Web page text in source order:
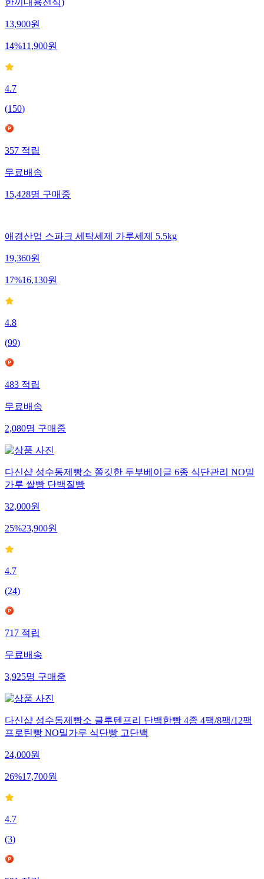
한끼대용선식)
13,900원
14%11,900원
4.7
(150)
357적립
무료배송
15,428명구매중
애경산업 스파크 세탁세제 가루세제 5.5kg
19,360원
17%16,130원
4.8
(99)
483적립
무료배송
2,080명구매중
다신샵 성수동제빵소 쫄깃한 두부베이글 6종 식단관리 NO밀
가루 쌀빵 단백질빵
32,000원
25%23,900원
4.7
(24)
717적립
무료배송
3,925명구매중
다신샵 성수동제빵소 글루텐프리 단백한빵 4종 4팩/8팩/12팩
프로틴빵 NO밀가루 식단빵 고단백
24,000원
26%17,700원
4.7
(3)